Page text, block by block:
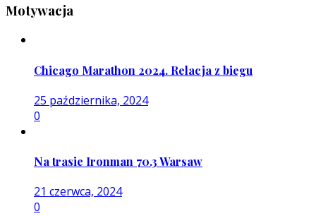
Motywacja
Chicago Marathon 2024. Relacja z biegu
25 października, 2024
0
Na trasie Ironman 70.3 Warsaw
21 czerwca, 2024
0